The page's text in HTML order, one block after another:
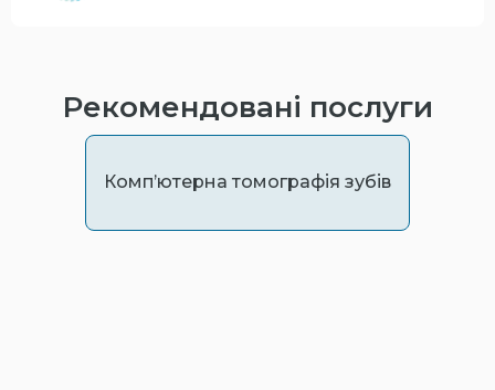
Рекомендовані послуги
Комп’ютерна томографія зубів